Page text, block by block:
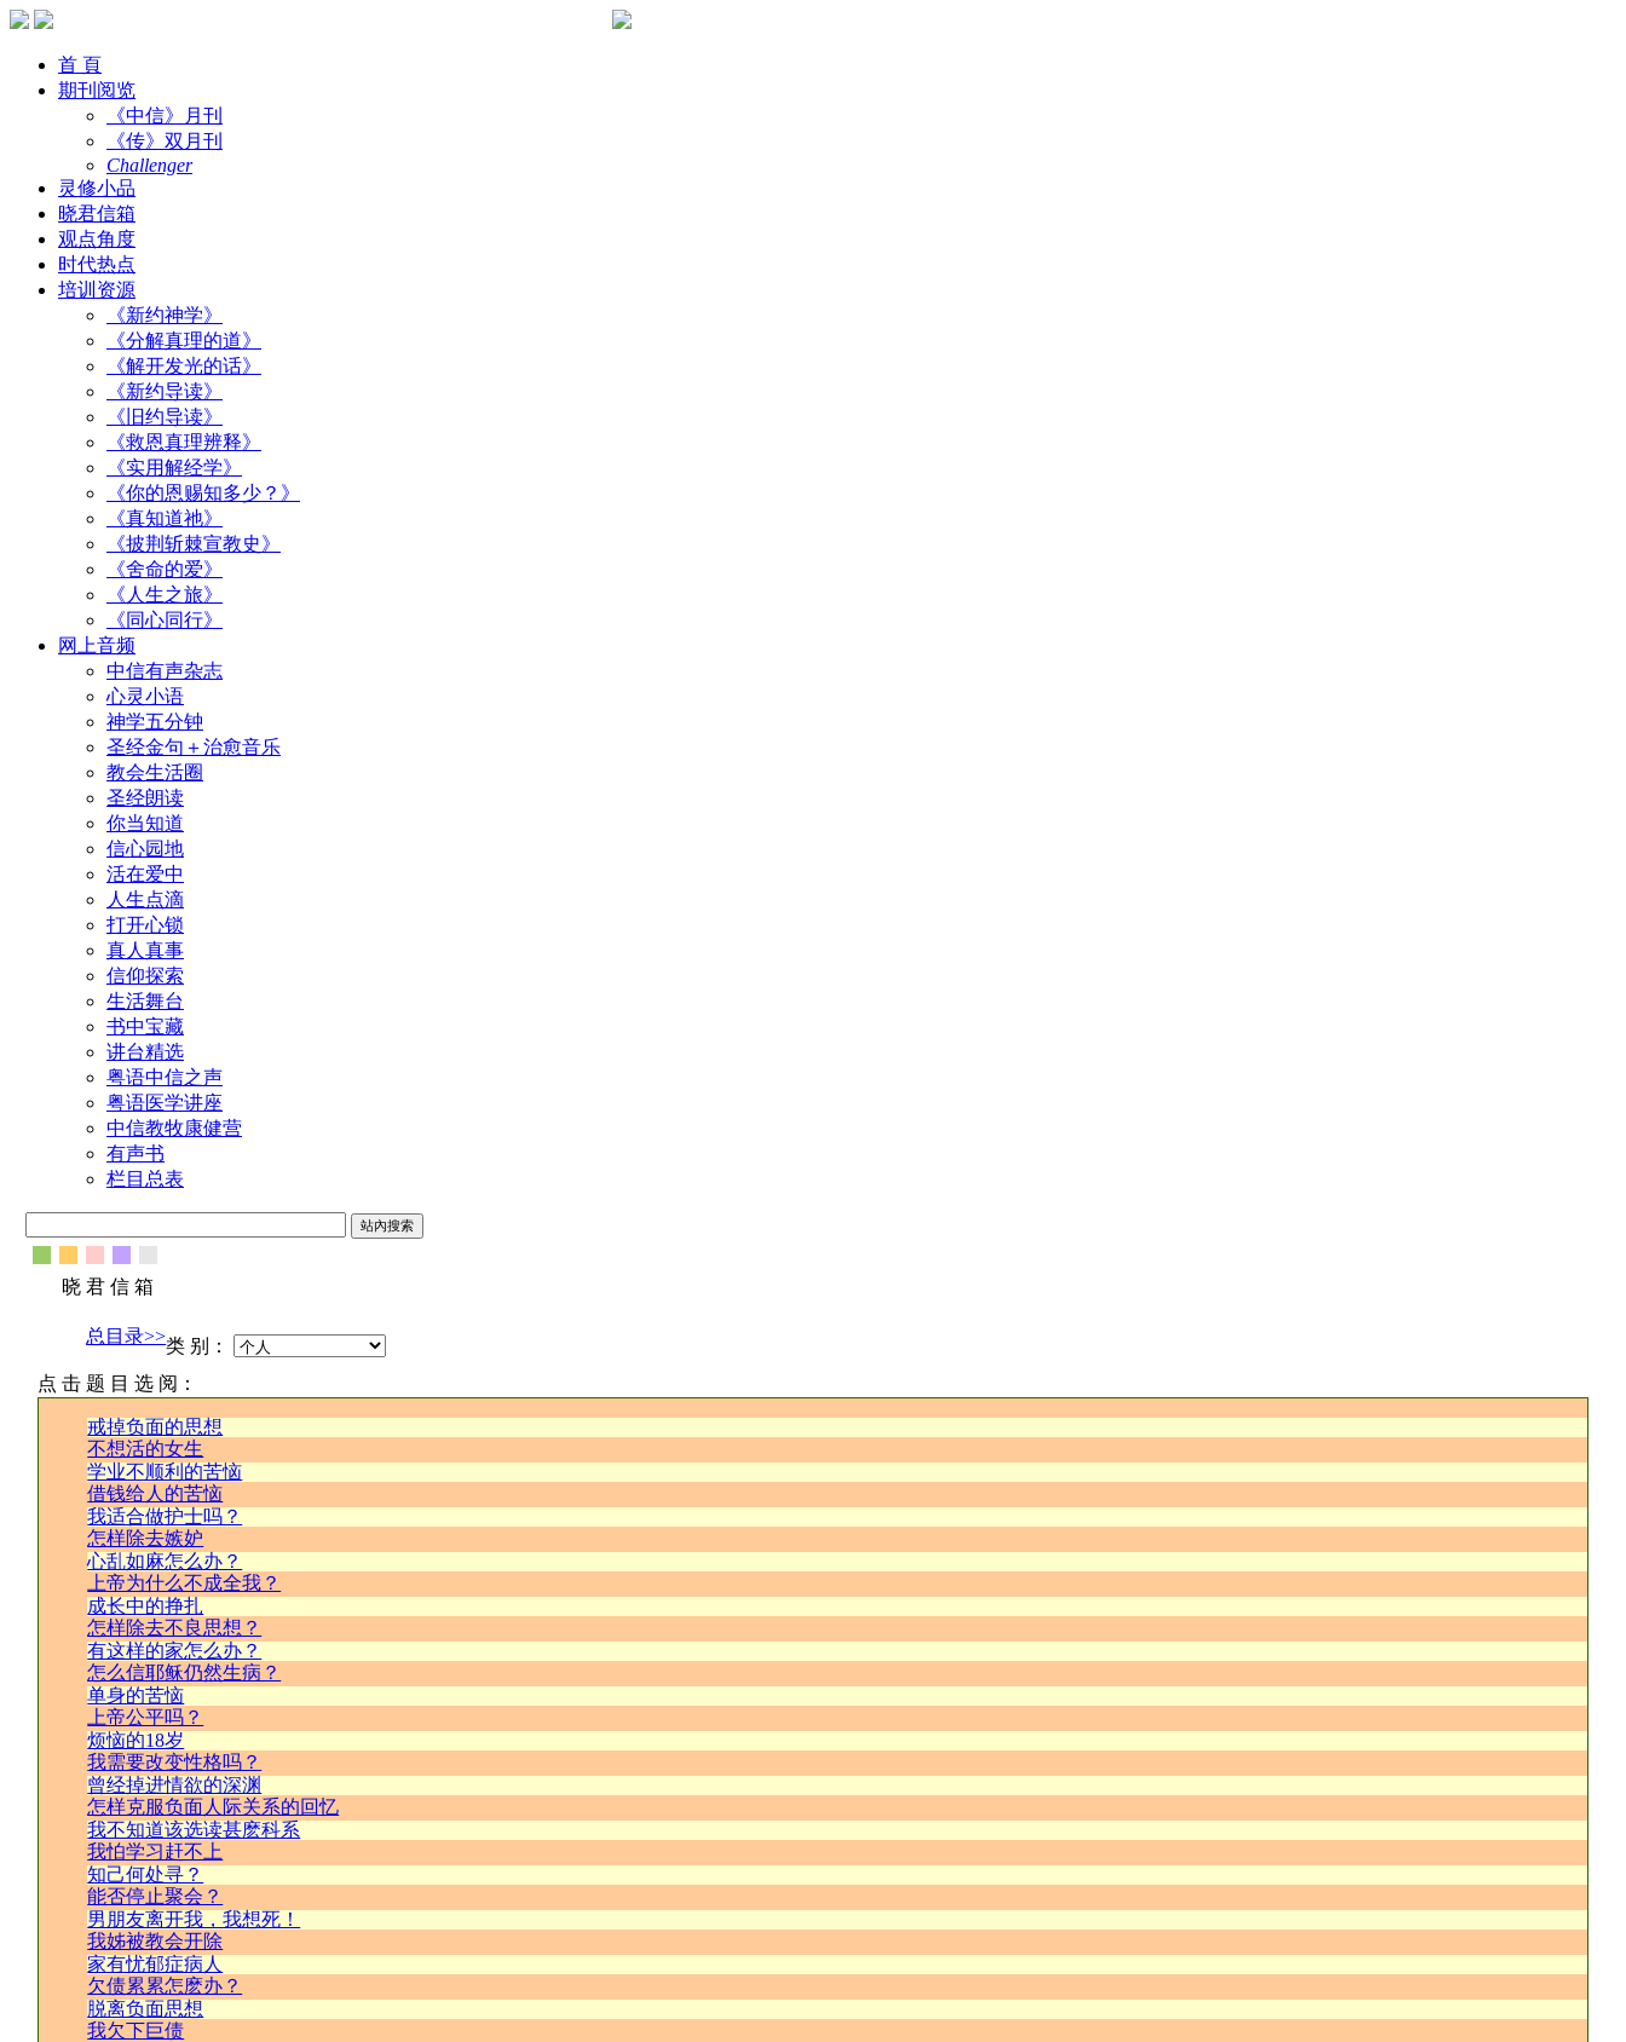
首 頁
期刊阅览
《中信》月刊
《传》双月刊
Challenger
灵修小品
晓君信箱
观点角度
时代热点
培训资源
《新约神学》
《分解真理的道》
《解开发光的话》
《新约导读》
《旧约导读》
《救恩真理辨释》
《实用解经学》
《你的恩赐知多少？》
《真知道祂》
《披荆斩棘宣教史》
《舍命的爱》
《人生之旅》
《同心同行》
网上音频
中信有声杂志
心灵小语
神学五分钟
圣经金句＋治愈音乐
教会生活圈
圣经朗读
你当知道
信心园地
活在爱中
人生点滴
打开心锁
真人真事
信仰探索
生活舞台
书中宝藏
讲台精选
粤语中信之声
粤语医学讲座
中信教牧康健营
有声书
栏目总表
晓 君 信 箱
总目录>>类 别：
点 击 题 目 选 阅：
戒掉负面的思想
不想活的女生
学业不顺利的苦恼
借钱给人的苦恼
我适合做护士吗？
怎样除去嫉妒
心乱如麻怎么办？
上帝为什么不成全我？
成长中的挣扎
怎样除去不良思想？
有这样的家怎么办？
怎么信耶稣仍然生病？
单身的苦恼
上帝公平吗？
烦恼的18岁
我需要改变性格吗？
曾经掉进情欲的深渊
怎样克服负面人际关系的回忆
我不知道该选读甚麽科系
我怕学习赶不上
知己何处寻？
能否停止聚会？
男朋友离开我，我想死！
我姊被教会开除
家有忧郁症病人
欠债累累怎麽办？
脱离负面思想
我欠下巨债